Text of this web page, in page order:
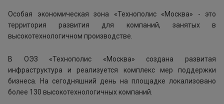
Особая экономическая зона «Технополис «Москва» - это
территория развития для компаний, занятых в
высокотехнологичном производстве.
В ОЭЗ «Технополис «Москва» создана развитая
инфраструктура и реализуется комплекс мер поддержки
бизнеса. На сегодняшний день на площадке локализовано
более 130 высокотехнологичных компаний.